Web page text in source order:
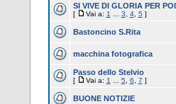
SI VIVE DI GLORIA PER
[ Vai a: 1 3 4, 5 ]
Bastoncino S.Rita
macchina fotografica
Passo dello Stelvio
[ Vai a: 1 5 6 7 ]
BUONE NOTIZIE